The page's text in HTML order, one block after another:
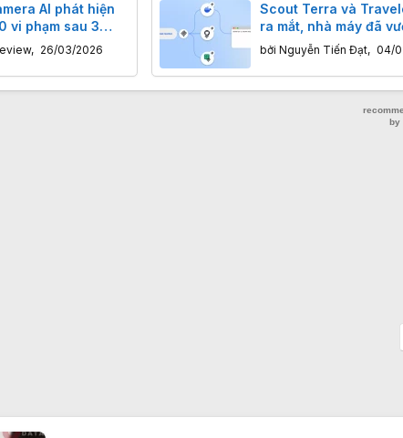
AI phát hiện
vi phạm sau 3
, 26/03/2026
Scout Terra và
ra mắt, nhà máy đã
sách hàng tỷ USD
bởi Nguyễn Tiến Đạt, 04/